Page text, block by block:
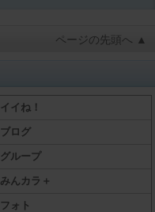
ページの先頭へ ▲
イイね！
ブログ
グループ
みんカラ＋
フォト